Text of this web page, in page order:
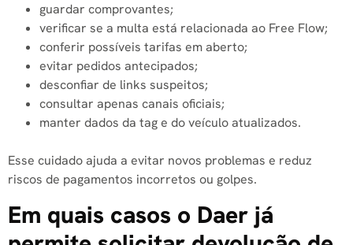
guardar comprovantes;
verificar se a multa está relacionada ao Free Flow;
conferir possíveis tarifas em aberto;
evitar pedidos antecipados;
desconfiar de links suspeitos;
consultar apenas canais oficiais;
manter dados da tag e do veículo atualizados.
Esse cuidado ajuda a evitar novos problemas e reduz
riscos de pagamentos incorretos ou golpes.
Em quais casos o Daer já